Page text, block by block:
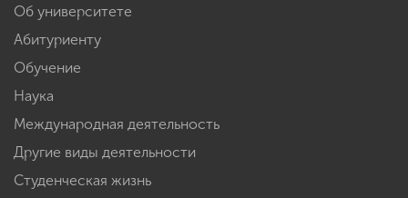
Об университете
Абитуриенту
Обучение
Наука
Международная деятельность
Другие виды деятельности
Студенческая жизнь